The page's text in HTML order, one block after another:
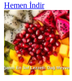
Hemen İndir